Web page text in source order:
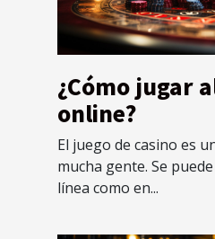
¿Cómo jugar
online?
El juego de casino es
mucha gente. Se
línea como en...